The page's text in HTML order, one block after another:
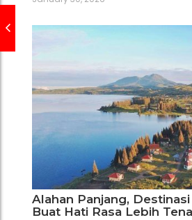
Alahan Panjang,
Buat Hati Rasa Lebih